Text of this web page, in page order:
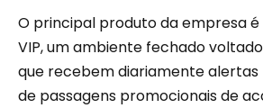
O principal produto da empresa é
VIP, um ambiente fechado
que recebem diariamente alertas
de passagens promocionais de